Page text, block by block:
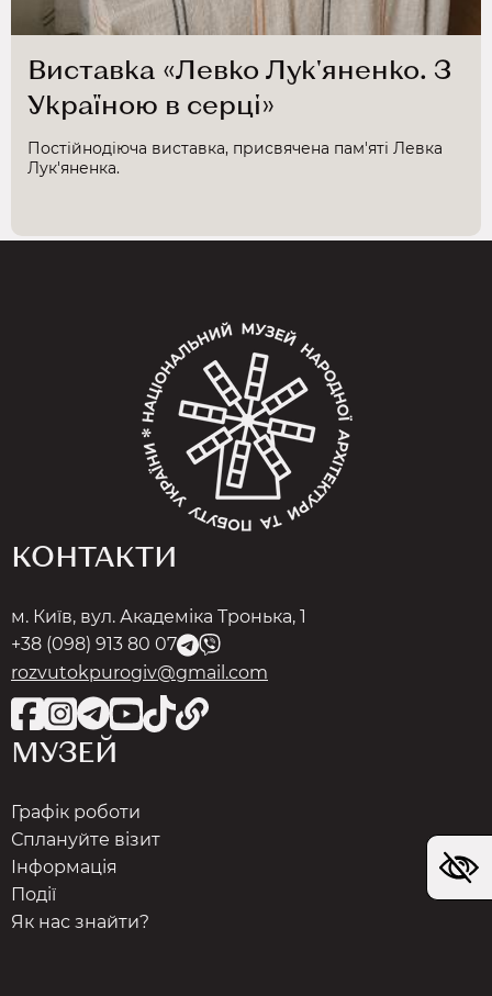
Виставка «Левко Лук'яненко. З
Україною в серці»
Постійнодіюча виставка, присвячена пам'яті Левка
Лук'яненка.
КОНТАКТИ
м. Київ, вул. Академіка Тронька, 1
+38 (098) 913 80 07
rozvutokpurogiv@gmail.com
МУЗЕЙ
Графік роботи
Сплануйте візит
Інформація
Події
Як нас знайти?